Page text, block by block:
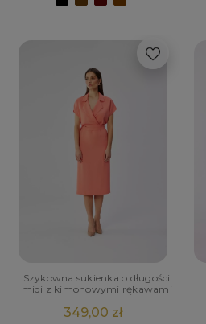
Szykowna sukienka o długości
midi z kimonowymi rękawami
349,00 zł